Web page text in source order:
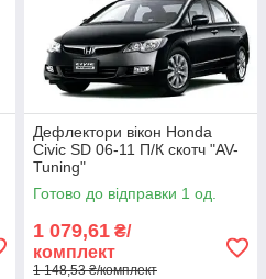
Дефлектори вікон Honda
Civic SD 06-11 П/К скотч "AV-
Tuning"
Готово до відправки 1 од.
1 079,61 ₴/
комплект
1 148,53 ₴/комплект